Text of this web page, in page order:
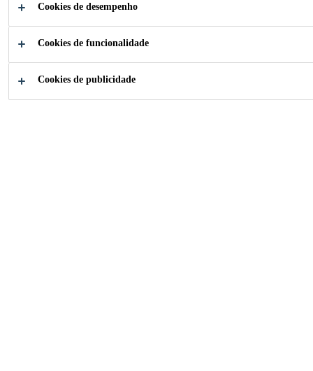
Como o podemos ajudar?
Cookies de desempenho
Cookies de funcionalidade
Cookies de publicidade